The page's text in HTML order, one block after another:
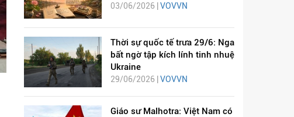
03/06/2026 | VOVVN
Thời sự quốc tế trưa 29/6: Nga
bất ngờ tập kích lính tinh nhuệ
Ukraine
29/06/2026 | VOVVN
Giáo sư Malhotra: Việt Nam có